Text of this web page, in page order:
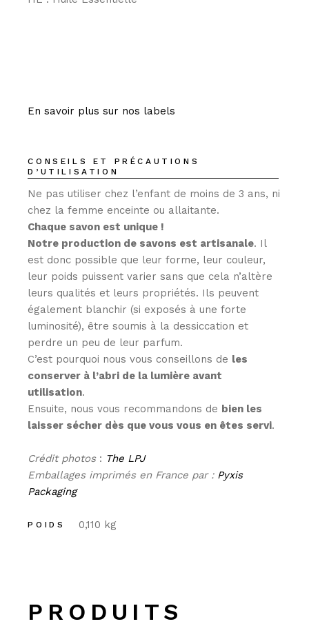
En savoir plus sur nos labels
CONSEILS ET PRÉCAUTIONS
D’UTILISATION
Ne pas utiliser chez l’enfant de moins de 3 ans, ni
chez la femme enceinte ou allaitante.
Chaque savon est unique !
Notre production de savons est artisanale. Il
est donc possible que leur forme, leur couleur,
leur poids puissent varier sans que cela n’altère
leurs qualités et leurs propriétés. Ils peuvent
également blanchir (si exposés à une forte
luminosité), être soumis à la dessiccation et
perdre un peu de leur parfum.
C’est pourquoi nous vous conseillons de les
conserver à l’abri de la lumière avant
utilisation.
Ensuite, nous vous recommandons de bien les
laisser sécher dès que vous vous en êtes servi.
Crédit photos: The LPJ
Emballages imprimés en France par : Pyxis
Packaging
POIDS 0,110 kg
PRODUITS